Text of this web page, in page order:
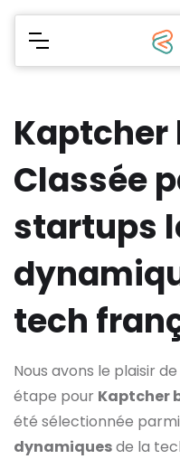
Kaptcher
Classée
startups
tech
Nous avons le plaisir
étape pour Kaptcher
été sélectionnée
dynamiquesde la